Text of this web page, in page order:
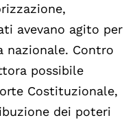
avevano agito per
nazionale. Contro
possibile
Costituzionale,
dei poteri